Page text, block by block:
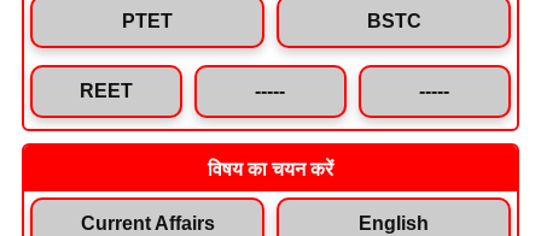
PTET BSTC
REET ----- -----
विषय का चयन करें
Current Affairs English